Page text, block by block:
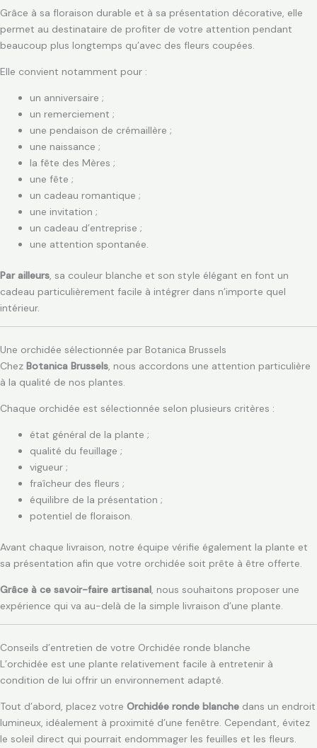
Grâce à sa floraison durable et à sa présentation décorative, elle
permet au destinataire de profiter de votre attention pendant
beaucoup plus longtemps qu’avec des fleurs coupées.
Elle convient notamment pour :
un anniversaire ;
un remerciement ;
une pendaison de crémaillère ;
une naissance ;
la fête des Mères ;
une fête ;
un cadeau romantique ;
une invitation ;
un cadeau d’entreprise ;
une attention spontanée.
Par ailleurs, sa couleur blanche et son style élégant en font un
cadeau particulièrement facile à intégrer dans n’importe quel
intérieur.
Une orchidée sélectionnée par Botanica Brussels
Chez Botanica Brussels, nous accordons une attention particulière
à la qualité de nos plantes.
Chaque orchidée est sélectionnée selon plusieurs critères :
état général de la plante ;
qualité du feuillage ;
vigueur ;
fraîcheur des fleurs ;
équilibre de la présentation ;
potentiel de floraison.
Avant chaque livraison, notre équipe vérifie également la plante et
sa présentation afin que votre orchidée soit prête à être offerte.
Grâce à ce savoir-faire artisanal, nous souhaitons proposer une
expérience qui va au-delà de la simple livraison d’une plante.
Conseils d’entretien de votre Orchidée ronde blanche
L’orchidée est une plante relativement facile à entretenir à
condition de lui offrir un environnement adapté.
Tout d’abord, placez votre Orchidée ronde blanche dans un endroit
lumineux, idéalement à proximité d’une fenêtre. Cependant, évitez
le soleil direct qui pourrait endommager les feuilles et les fleurs.